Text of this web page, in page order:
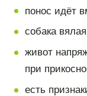
понос идёт
собака
живот
при
есть